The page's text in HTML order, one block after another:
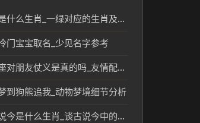
一绿是什么生肖_一绿对应的生肖及其文化含义分析
门宝宝取名_少见名字参考
金牛座对朋友仗义是真的吗_友情配对解读
到狗熊追我_动物梦境细节分析
谈古说今是什么生肖_谈古说今中的生肖文化解读